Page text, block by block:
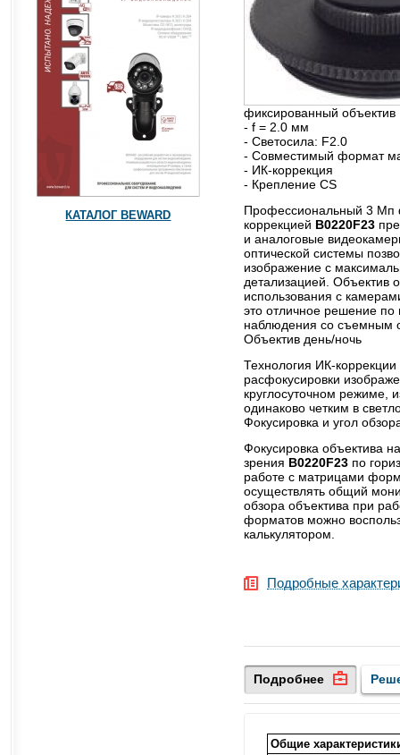
фиксированный объектив
- f = 2.0 мм
- Светосила: F2.0
- Совместимый формат
- ИК-коррекция
- Крепление CS
Профессиональный 3 Мп
коррекцией B0220F23
и аналоговые
оптической системы
изображение с
детализацией. Объектив
использования с
это отличное решение
наблюдения со съемным
Объектив день/ночь
Технология ИК-коррекции
расфокусировки
круглосуточном режиме,
одинаково четким в
Фокусировка и угол
Фокусировка объектива
зрения B0220F23 по
работе с матрицами
осуществлять общий
обзора объектива при
форматов можно
калькулятором.
Подробные
Подробнее
Общие
КАТАЛОГ BEWARD